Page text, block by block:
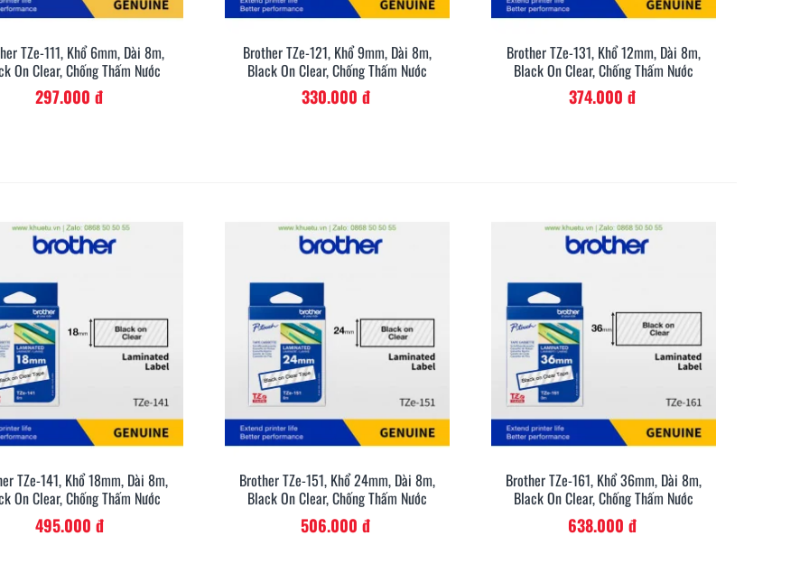
Xem Nhanh
TZe-111, Khổ 6mm, Dài 8m,
On Clear, Chống Thấm Nước
297.000 đ
Xem Nhanh
Brother TZe-121, Khổ 9mm, Dài 8m,
Black On Clear, Chống Thấm Nước
330.000 đ
Xem Nhanh
Brother TZe-131, Khổ 12mm, Dài 8m,
Black On Clear, Chống Thấm Nước
374.000 đ
Xem Nhanh
TZe-141, Khổ 18mm, Dài 8m,
On Clear, Chống Thấm Nước
495.000 đ
Xem Nhanh
Brother TZe-151, Khổ 24mm, Dài 8m,
Black On Clear, Chống Thấm Nước
506.000 đ
Xem Nhanh
Brother TZe-161, Khổ 36mm, Dài 8m,
Black On Clear, Chống Thấm Nước
638.000 đ